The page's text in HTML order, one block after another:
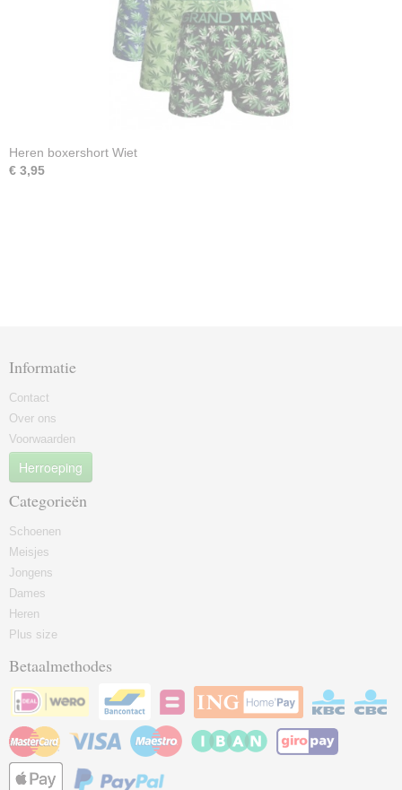
Heren boxershort Wiet
€ 3,95
Informatie
Contact
Over ons
Voorwaarden
Herroeping
Categorieën
Schoenen
Meisjes
Jongens
Dames
Heren
Plus size
Betaalmethodes